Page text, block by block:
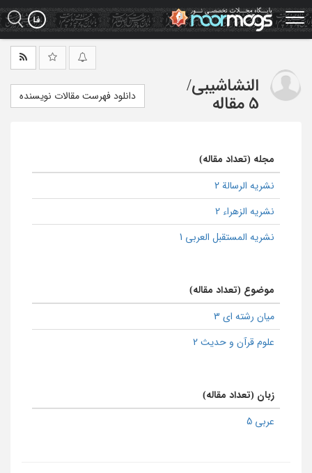
Skip
to
main
النشاشیبی/
5 مقاله
دانلود فهرست مقالات نویسنده
مجله (تعداد مقاله)
نشریه الرسالة 2
نشریه الزهراء 2
نشریه المستقبل العربی 1
موضوع (تعداد مقاله)
میان رشته ای 3
علوم قرآن و حدیث 2
زبان (تعداد مقاله)
عربی 5